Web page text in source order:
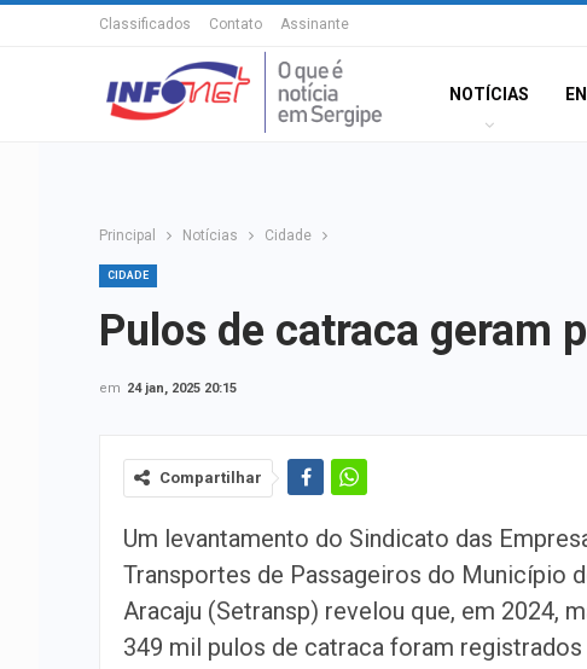
Classificados Contato Assinante
NOTÍCIAS
Principal Notícias Cidade
CIDADE
Pulos de catraca geram
em 24 jan, 2025 20:15
Compartilhar
Um levantamento do Sindicato das
Transportes de Passageiros do Município
Aracaju (Setransp) revelou que, em 2024,
349 mil pulos de catraca foram registrados